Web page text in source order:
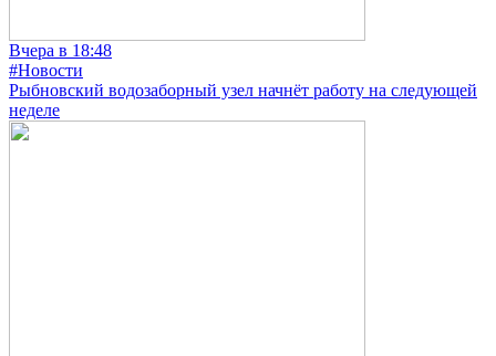
Вчера в 18:48
#Новости
Рыбновский водозаборный узел начнёт работу на следующей
неделе